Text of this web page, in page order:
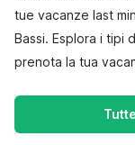
tue vacanze last
Bassi. Esplora i tipi
prenota la tua